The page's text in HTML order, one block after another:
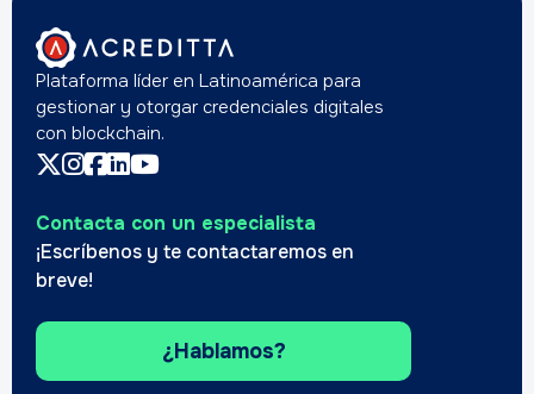
Plataforma líder en Latinoamérica para
gestionar y otorgar credenciales digitales
con blockchain.
Contacta con un especialista
¡Escríbenos y te contactaremos en
breve!
¿Hablamos?